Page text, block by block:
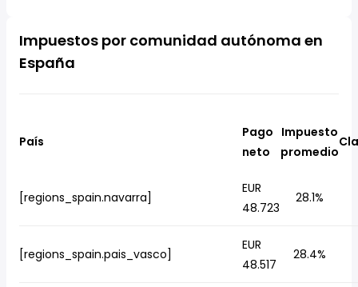
Impuestos por comunidad autónoma en
España
País
Pago
neto
Impuesto
promedio
[regions_spain.navarra]
EUR
48.723
28.1%
[regions_spain.pais_vasco]
EUR
48.517
28.4%